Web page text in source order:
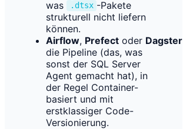
was
.dtsx -Pakete
strukturell nicht liefern
können.
Airflow, Prefect oder Dagster
die Pipeline (das, was
sonst der SQL Server
Agent gemacht hat), in
der Regel Container-
basiert und mit
erstklassiger Code-
Versionierung.